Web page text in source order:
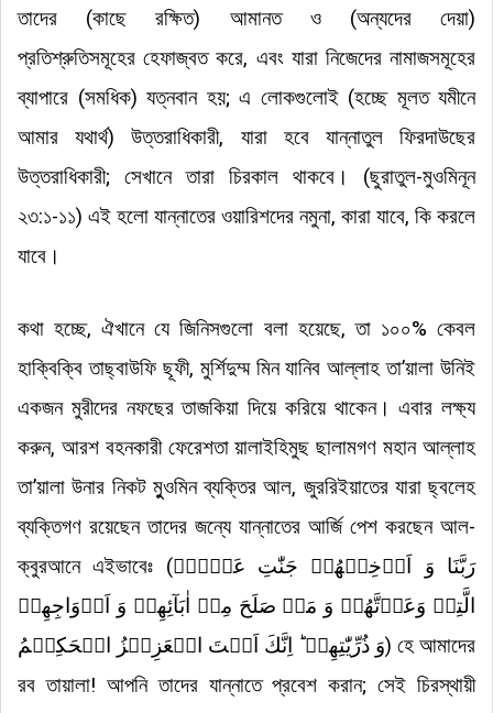
তাদের (কাছে রক্ষিত) আমানত ও (অন্যদের দেয়া)
প্রতিশ্রুতিসমূহেরহেফাজ্বতকরে, এবং যারা নিজেদের নামাজসমূহের
ব্যাপারে (সমধিক) যত্নবান হয়; এ লোকগুলোই (হচ্ছে মূলত যমীনে
আমার যথার্থ) উত্তরাধিকারী, যারা হবে যান্নাতুল ফিরদাউছের
উত্তরাধিকারী; সেখানে তারা চিরকাল থাকবে ।
(ছুরাতুল-মুওমিনূন
২৩:১-১১) এই হলো যান্নাতের ওয়ারিশদের নমুনা, কারা যাবে, কি করলে
যাবে।
কথা হচ্ছে, ঐখানে যে জিনিসগুলো বলা হয়েছে, তা ১০০% কেবল
হাক্বিক্বি তাছ্বাউফি ছূফী, মুর্শিদুম্ম মিন যানিব আল্লাহ তা’য়ালা উনিই
একজন মুরীদের নফছের তাজকিয়া দিয়ে করিয়ে থাকেন। এবার লক্ষ্য
করুন, আরশ বহনকারী ফেরেশতা য়ালাইহিমুছ ছালামগণ মহান আল্লাহ
তা’য়ালা উনার নিকট মুুওমিন ব্যক্তির আল, জুররিইয়াতের যারা ছ্বলেহ
ব্যক্তিগণ রয়েছেন তাদের জন্যে যান্নাতের আর্জি পেশ করছেন আল-
ক্বুরআনে এইভাবেঃ (رَبَّنَا وَ اَدۡخِلۡهُمۡ جَنّٰتِ عَدۡنِۣ
الَّتِیۡ وَعَدۡتَّهُمۡ وَ مَنۡ صَلَحَ مِنۡ اٰبَآئِهِمۡ وَ اَزۡوَاجِهِمۡ
وَ ذُرِّیّٰتِهِمۡ ؕ اِنَّكَ اَنۡتَ الۡعَزِیۡزُ الۡحَكِیۡمُ) হে আমাদের
রব তায়ালা! আপনি তাদের যান্নাতে প্রবেশ করান; সেই চিরস্থায়ী